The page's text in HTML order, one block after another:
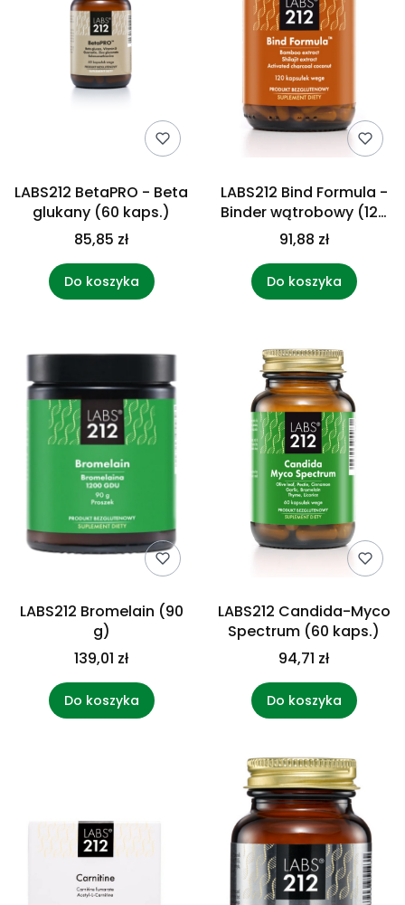
LABS212 BetaPRO - Beta
glukany (60 kaps.)
85,85 zł
Do koszyka
LABS212 Bind Formula -
Binder wątrobowy (120
kaps.)
91,88 zł
Do koszyka
LABS212 Bromelain (90
g)
139,01 zł
Do koszyka
LABS212 Candida-Myco
Spectrum (60 kaps.)
94,71 zł
Do koszyka